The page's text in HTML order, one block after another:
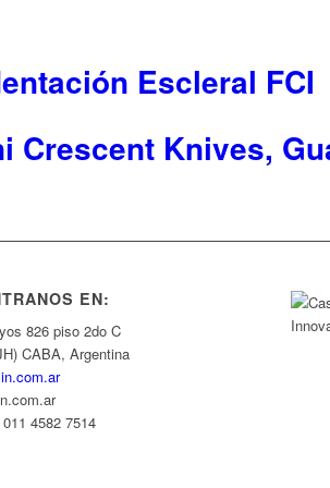
Escleral FCI
Knives,
EN:
826 piso 2do C
CABA, Argentina
4582 7514